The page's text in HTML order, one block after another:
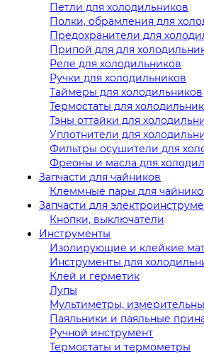
Петли для холодильников
Полки, обрамления для
Предохранители для
Припой для для
Реле для холодильников
Ручки для холодильников
Таймеры для холодильников
Термостаты для
Тэны оттайки для
Уплотнители для
Фильтры осушители для
Фреоны и масла для
Запчасти для чайников
Клеммные пары для
Запчасти для
Кнопки, выключатели
Инструменты
Изолирующие и клейкие
Инструменты для
Клей и герметик
Лупы
Мультиметры,
Паяльники и паяльные
Ручной инструмент
Термостаты и термометры